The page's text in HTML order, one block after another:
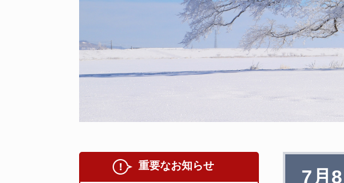
7月
重要なお知らせ